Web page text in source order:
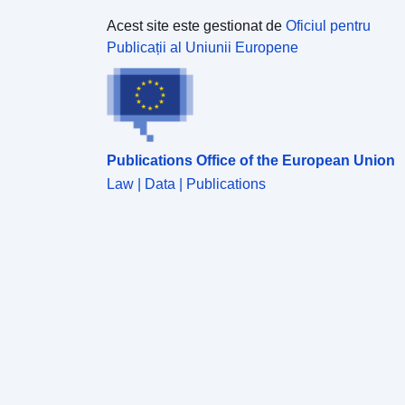
Acest site este gestionat de Oficiul pentru
Publicații al Uniunii Europene
Publications Office of the European Union
Law | Data | Publications